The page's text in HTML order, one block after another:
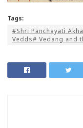
Tags:
#Shri Panchayati
Vedds# Vedang and